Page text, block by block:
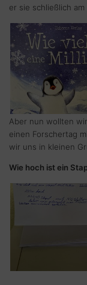
er sie schließlich
Aber nun wollten
einen Forschertag
wir uns in kleinen
Wie hoch ist ein